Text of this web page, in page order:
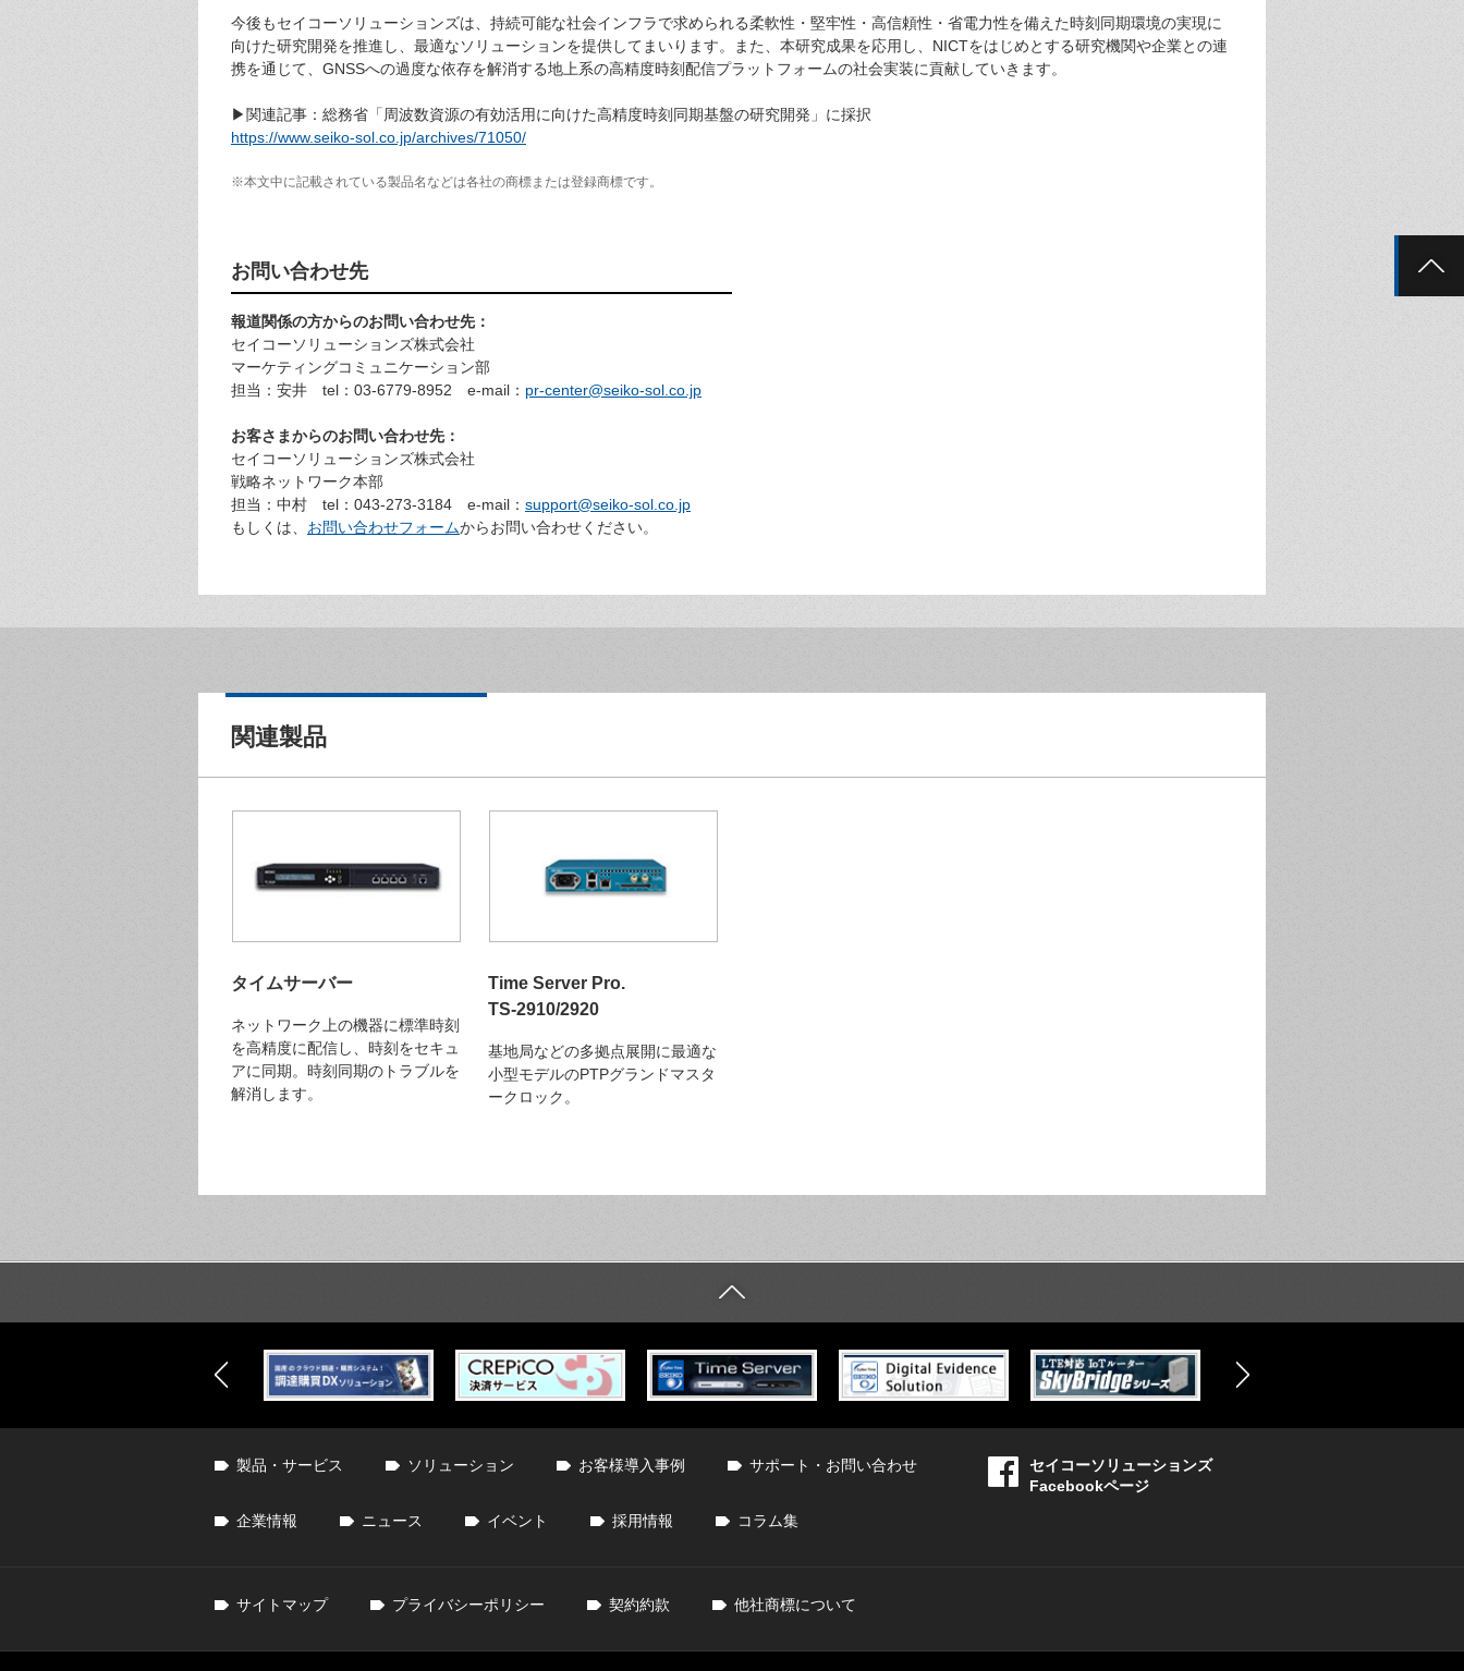
今後もセイコーソリューションズは、持続可能な社会インフラで求められる柔軟性・堅牢性・高信頼性・省電力性を備えた時刻同期環境の実現に
向けた研究開発を推進し、最適なソリューションを提供してまいります。また、本研究成果を応用し、NICTをはじめとする研究機関や企業との連
携を通じて、GNSSへの過度な依存を解消する地上系の高精度時刻配信プラットフォームの社会実装に貢献していきます。
▶関連記事：総務省「周波数資源の有効活用に向けた高精度時刻同期基盤の研究開発」に採択
https://www.seiko-sol.co.jp/archives/71050/
※本文中に記載されている製品名などは各社の商標または登録商標です。
お問い合わせ先
報道関係の方からのお問い合わせ先：
セイコーソリューションズ株式会社
マーケティングコミュニケーション部
担当：安井 tel：03-6779-8952 e-mail： pr-center@seiko-sol.co.jp
お客さまからのお問い合わせ先：
セイコーソリューションズ株式会社
戦略ネットワーク本部
担当：中村 tel：043-273-3184 e-mail： support@seiko-sol.co.jp
もしくは、 お問い合わせフォームからお問い合わせください。
関連製品
タイムサーバー
ネットワーク上の機器に標準時刻
を高精度に配信し、時刻をセキュ
アに同期。時刻同期のトラブルを
解消します。
Time Server Pro.
TS-2910/2920
基地局などの多拠点展開に最適な
小型モデルのPTPグランドマスタ
ークロック。
製品・サービス ソリューション お客様導入事例 サポート・お問い合わせ
企業情報 ニュース イベント 採用情報 コラム集
セイコーソリューションズ
Facebookページ
サイトマップ プライバシーポリシー 契約約款 他社商標について